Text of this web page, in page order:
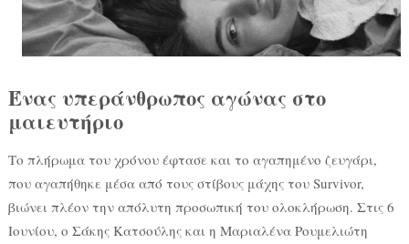
Ένας υπεράνθρωπος αγώνας στο
μαιευτήριο
Το πλήρωμα του χρόνου έφτασε και το αγαπημένο ζευγάρι,
που αγαπήθηκε μέσα από τους στίβους μάχης του Survivor,
βιώνει πλέον την απόλυτη προσωπική του ολοκλήρωση. Στις 6
Ιουνίου, ο Σάκης Κατσούλης και η Μαριαλένα Ρουμελιώτη